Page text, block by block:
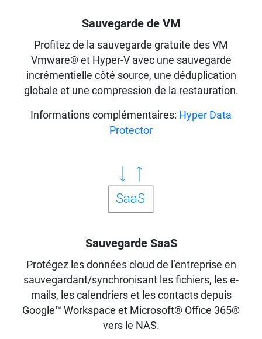
Sauvegarde de VM
Profitez de la sauvegarde gratuite des VM
Vmware® et Hyper-V avec une sauvegarde
incrémentielle côté source, une déduplication
globale et une compression de la restauration.
Informations complémentaires: Hyper Data
Protector
Sauvegarde SaaS
Protégez les données cloud de l’entreprise en
sauvegardant/synchronisant les fichiers, les e-
mails, les calendriers et les contacts depuis
Google™ Workspace et Microsoft® Office 365®
vers le NAS.